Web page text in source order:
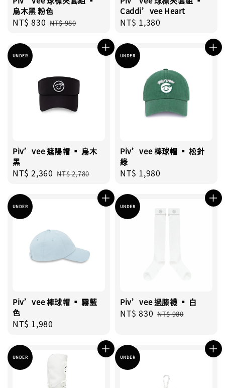
烏木黑 粉色
Sale
NT$ 830 Regular
NT$ 980
Caddi’vee Heart
Regular
NT$ 1,380
UNDER
Piv’vee 遮陽帽 ▪︎ 烏木
黑
Sale
NT$ 2,360 Regular
NT$ 2,780
UNDER
Piv’vee 棒球帽 ▪︎ 松針
綠
Regular
NT$ 1,980
UNDER
Piv’vee 棒球帽 ▪︎ 霧藍
色
Regular
NT$ 1,980
UNDER
Piv’vee 過膝襪 ▪︎ 白
Sale
NT$ 830 Regular
NT$ 980
UNDER UNDER